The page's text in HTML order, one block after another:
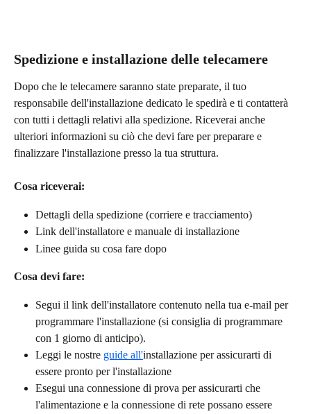
Spedizione e installazione delle telecamere
Dopo che le telecamere saranno state preparate, il tuo
responsabile dell'installazione dedicato le spedirà e ti contatterà
con tutti i dettagli relativi alla spedizione. Riceverai anche
ulteriori informazioni su ciò che devi fare per preparare e
finalizzare l'installazione presso la tua struttura.
Cosa riceverai:
Dettagli della spedizione (corriere e tracciamento)
Link dell'installatore e manuale di installazione
Linee guida su cosa fare dopo
Cosa devi fare:
Segui il link dell'installatore contenuto nella tua e-mail per
programmare l'installazione (si consiglia di programmare
con 1 giorno di anticipo).
Leggi le nostre guide all'installazione per assicurarti di
essere pronto per l'installazione
Esegui una connessione di prova per assicurarti che
l'alimentazione e la connessione di rete possano essere